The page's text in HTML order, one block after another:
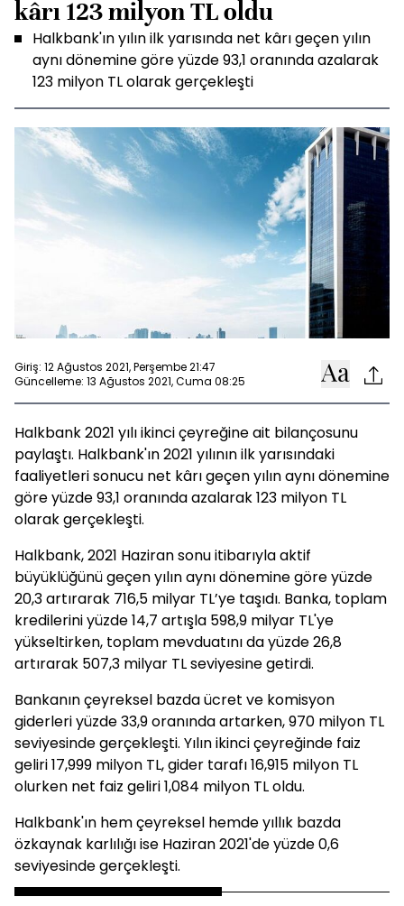
kârı 123 milyon TL oldu
Halkbank'ın yılın ilk yarısında net kârı geçen yılın
aynı dönemine göre yüzde 93,1 oranında azalarak
123 milyon TL olarak gerçekleşti
Giriş: 12 Ağustos 2021, Perşembe 21:47
Güncelleme: 13 Ağustos 2021, Cuma 08:25
Halkbank 2021 yılı ikinci çeyreğine ait bilançosunu
paylaştı. Halkbank'ın 2021 yılının ilk yarısındaki
faaliyetleri sonucu net kârı geçen yılın aynı dönemine
göre yüzde 93,1 oranında azalarak 123 milyon TL
olarak gerçekleşti.
Halkbank, 2021 Haziran sonu itibarıyla aktif
büyüklüğünü geçen yılın aynı dönemine göre yüzde
20,3 artırarak 716,5 milyar TL’ye taşıdı. Banka, toplam
kredilerini yüzde 14,7 artışla 598,9 milyar TL'ye
yükseltirken, toplam mevduatını da yüzde 26,8
artırarak 507,3 milyar TL seviyesine getirdi.
Bankanın çeyreksel bazda ücret ve komisyon
giderleri yüzde 33,9 oranında artarken, 970 milyon TL
seviyesinde gerçekleşti. Yılın ikinci çeyreğinde faiz
geliri 17,999 milyon TL, gider tarafı 16,915 milyon TL
olurken net faiz geliri 1,084 milyon TL oldu.
Halkbank'ın hem çeyreksel hemde yıllık bazda
özkaynak karlılığı ise Haziran 2021'de yüzde 0,6
seviyesinde gerçekleşti.